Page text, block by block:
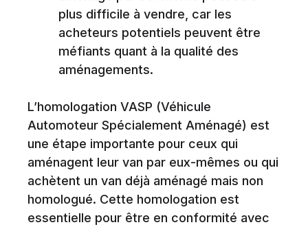
plus difficile à vendre, car les
acheteurs potentiels peuvent être
méfiants quant à la qualité des
aménagements.
L’homologation VASP (Véhicule
Automoteur Spécialement Aménagé) est
une étape importante pour ceux qui
aménagent leur van par eux-mêmes ou qui
achètent un van déjà aménagé mais non
homologué. Cette homologation est
essentielle pour être en conformité avec